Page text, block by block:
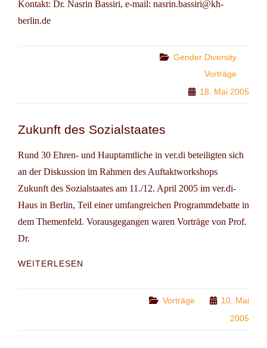
Kontakt: Dr. Nasrin Bassiri, e-mail: nasrin.bassiri@kh-
berlin.de
Categories
Gender Diversity
Vorträge
18. Mai 2005
Zukunft des Sozialstaates
Rund 30 Ehren- und Hauptamtliche in ver.di beteiligten sich
an der Diskussion im Rahmen des Auftaktworkshops
Zukunft des Sozialstaates am 11./12. April 2005 im ver.di-
Haus in Berlin, Teil einer umfangreichen Programmdebatte in
dem Themenfeld. Vorausgegangen waren Vorträge von Prof.
Dr.
WEITERLESEN
Categories
Vorträge
10. Mai
2005